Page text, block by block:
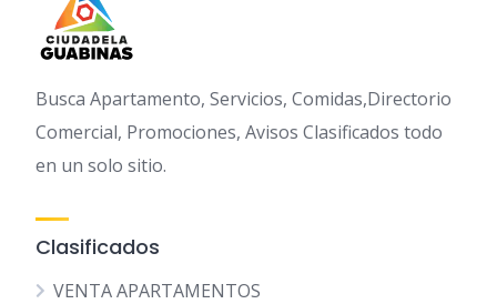
Busca Apartamento, Servicios, Comidas,Directorio
Comercial, Promociones, Avisos Clasificados todo
en un solo sitio.
Clasificados
VENTA APARTAMENTOS